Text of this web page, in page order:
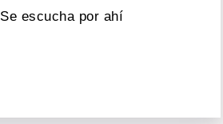
Se escucha por ahí